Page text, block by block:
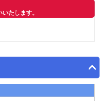
たします。